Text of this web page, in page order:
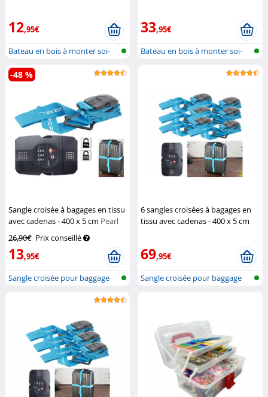
12,95€
Bateau en bois à monter soi-
même
33,95€
Bateau en bois à monter soi-
Sangle croisée à bagages en tissu
avec cadenas - 400 x 5 cm Pearl
26,90€ Prix conseillé
13,95€
-48 %
Sangle croisée pour baggage
6 sangles croisées à bagages en
tissu avec cadenas - 400 x 5 cm
69,95€
Sangle croisée pour baggage